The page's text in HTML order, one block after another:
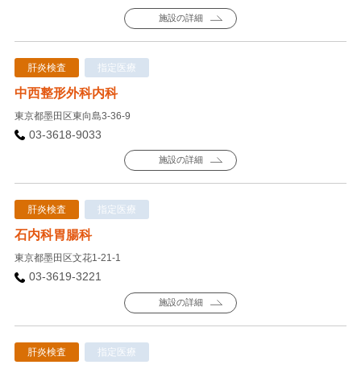
施設の詳細
肝炎検査 指定医療
中西整形外科内科
東京都墨田区東向島3-36-9
03-3618-9033
施設の詳細
肝炎検査 指定医療
石内科胃腸科
東京都墨田区文花1-21-1
03-3619-3221
施設の詳細
肝炎検査 指定医療